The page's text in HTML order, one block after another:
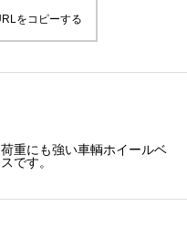
をコピーする
重にも強い車輌ホイールベ
です。